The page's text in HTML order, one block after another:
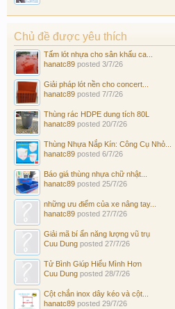
Chủ đề được yêu thích
Tấm lót nhựa cho sân khấu ca...
hanatc89 posted 3/7/26
Giải pháp lót nền cho concert...
hanatc89 posted 7/7/26
Thùng rác HDPE dung tích 80L
hanatc89 posted 20/7/26
Thùng Nhựa Nắp Kín: Công Cụ Nhỏ...
hanatc89 posted 6/7/26
Báo giá thùng nhựa chữ nhật...
hanatc89 posted 25/7/26
những ưu điểm của xe nâng tay...
hanatc89 posted 27/7/26
Giải mã bí ẩn năng lượng vũ trụ
Cuu Dung posted 27/7/26
Tử Bình Giúp Hiểu Mình Hơn
Cuu Dung posted 28/7/26
Cột chắn inox dây kéo và cột...
hanatc89 posted 29/7/26